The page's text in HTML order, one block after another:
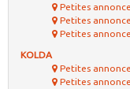
Petites
Petites
Petites
KOLDA
Petites
Petites